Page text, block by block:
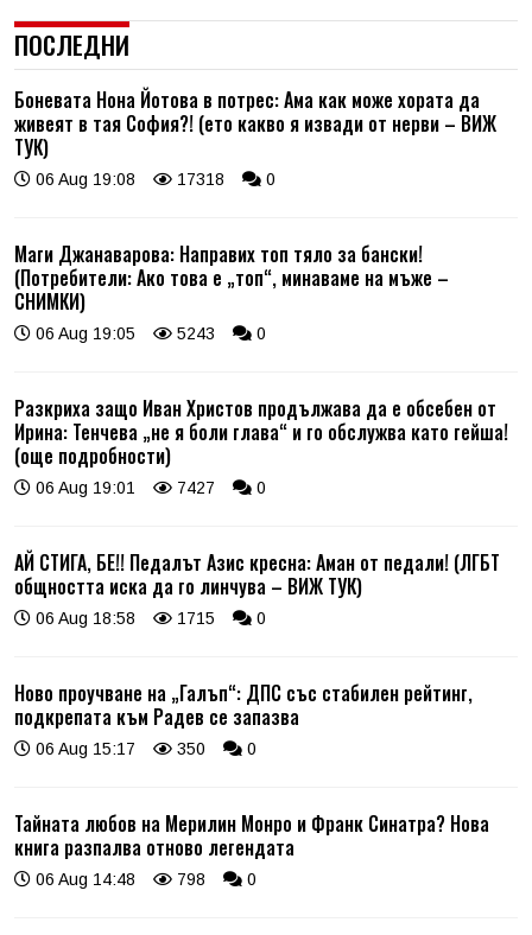
ПОСЛЕДНИ
Боневата Нона Йотова в потрес: Ама как може хората да
живеят в тая София?! (ето какво я извади от нерви – ВИЖ
ТУК)
06 Aug 19:08 17318 0
Маги Джанаварова: Направих топ тяло за бански!
(Потребители: Ако това е „топ“, минаваме на мъже –
СНИМКИ)
06 Aug 19:05 5243 0
Разкриха защо Иван Христов продължава да е обсебен от
Ирина: Тенчева „не я боли глава“ и го обслужва като гейша!
(още подробности)
06 Aug 19:01 7427 0
АЙ СТИГА, БЕ!! Педалът Азис кресна: Аман от педали! (ЛГБТ
общността иска да го линчува – ВИЖ ТУК)
06 Aug 18:58 1715 0
Ново проучване на „Галъп“: ДПС със стабилен рейтинг,
подкрепата към Радев се запазва
06 Aug 15:17 350 0
Тайната любов на Мерилин Монро и Франк Синатра? Нова
книга разпалва отново легендата
06 Aug 14:48 798 0